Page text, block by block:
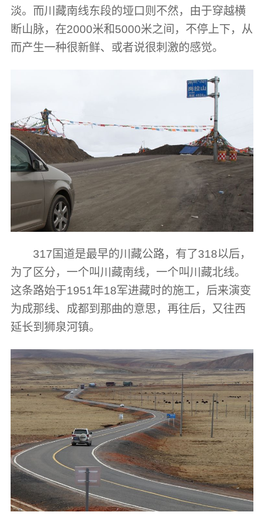
淡。而川藏南线东段的垭口则不然，由于穿越横
断山脉，在2000米和5000米之间，不停上下，从
而产生一种很新鲜、或者说很刺激的感觉。
317国道是最早的川藏公路，有了318以后，
为了区分，一个叫川藏南线，一个叫川藏北线。
这条路始于1951年18军进藏时的施工，后来演变
为成那线、成都到那曲的意思，再往后，又往西
延长到狮泉河镇。